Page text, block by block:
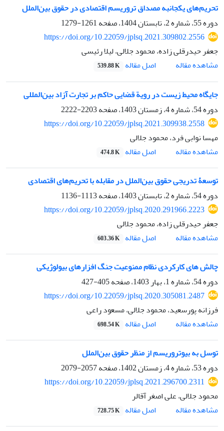
تحریم‌های یکجانبه مصداق تروریسم اقتصادی در حقوق بین‌الملل
دوره 55، شماره 2، تابستان 1404، صفحه
1261-1279
https://doi.org/10.22059/jplsq.2021.309802.2556
جعفر حیدرقلی زاده، محمود جلالی، لیلا رئیسی
مشاهده مقاله
اصل مقاله 539.88 K
جایگاه محیط زیست در رویة قضایی حاکم بر تجارت آزاد بین‌المللی
دوره 54، شماره 4، زمستان 1403، صفحه
2203-2222
https://doi.org/10.22059/jplsq.2021.309938.2558
مهسا نوابی فرد، محمود جلالی
مشاهده مقاله
اصل مقاله 474.8 K
توسعۀ تدریجی حقوق بین‌الملل در مقابله با تحریم‌های اقتصادی
دوره 54، شماره 2، تابستان 1403، صفحه
1113-1136
https://doi.org/10.22059/jplsq.2020.291966.2223
جعفر حیدرقلی زاده، محمود جلالی
مشاهده مقاله
اصل مقاله 603.36 K
چالش‏ های کارکردی نظام ممنوعیت جنگ ‏افزارهای بیولوژیکی
دوره 54، شماره 1، بهار 1403، صفحه
405-427
https://doi.org/10.22059/jplsq.2020.305081.2487
فرزانه پورسعید، محمود جلالی، مسعود راعی
مشاهده مقاله
اصل مقاله 698.54 K
توسل به بیوتروریسم از منظر حقوق بین‌الملل
دوره 53، شماره 4، زمستان 1402، صفحه
2057-2079
https://doi.org/10.22059/jplsq.2021.296700.2311
محمود جلالی، علی اصغر آقالر
مشاهده مقاله
اصل مقاله 728.75 K